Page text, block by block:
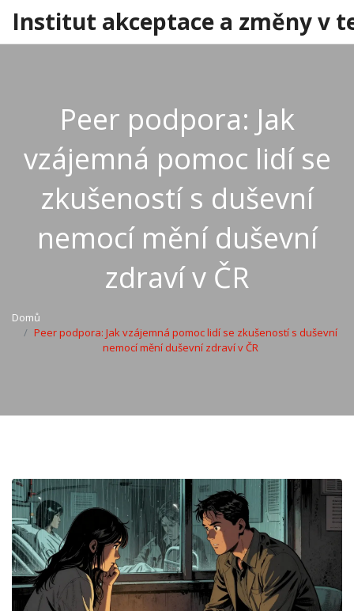
Institut akceptace a změny v
Peer podpora: Jak
vzájemná pomoc lidí se
zkušeností s duševní
nemocí mění duševní
zdraví v ČR
Domů
Peer podpora: Jak vzájemná pomoc lidí se zkušeností s duševní
nemocí mění duševní zdraví v ČR